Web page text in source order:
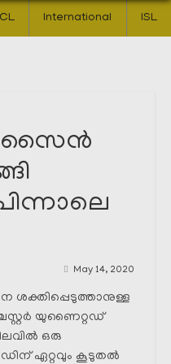
International ISL
സൈൻ
May 14, 2020
യുണൈറ്റഡ്
ഒരു
ഏറ്റവും കൂടുതൽ